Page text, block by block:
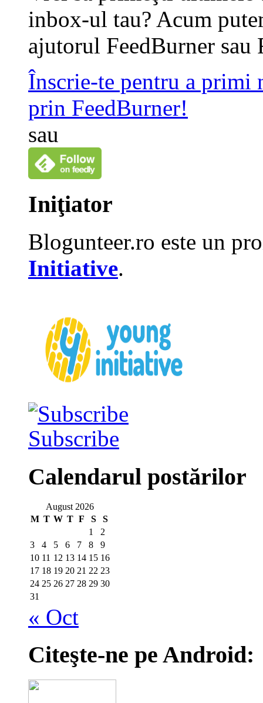
inbox-ul tau? Acum
ajutorul FeedBurner sau
Înscrie-te pentru a primi
prin FeedBurner!
sau
Iniţiator
Blogunteer.ro este un
Initiative.
Subscribe
Calendarul postărilor
August 2026
M T W T F S
S
1
2
3
4 5 6 7 8
9
10 11 12 13 14 15 16
17 18 19 20 21 22 23
24 25 26 27 28 29 30
31
« Oct
Citeşte-ne pe Android: